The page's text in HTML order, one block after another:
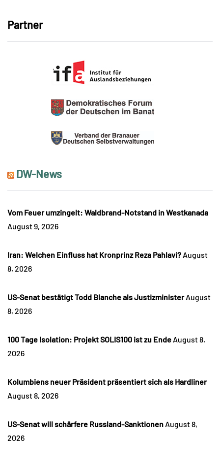
Partner
DW-News
Vom Feuer umzingelt: Waldbrand-Notstand in Westkanada
August 9, 2026
Iran: Welchen Einfluss hat Kronprinz Reza Pahlavi? August
8, 2026
US-Senat bestätigt Todd Blanche als Justizminister August
8, 2026
100 Tage Isolation: Projekt SOLIS100 ist zu Ende August 8,
2026
Kolumbiens neuer Präsident präsentiert sich als Hardliner
August 8, 2026
US-Senat will schärfere Russland-Sanktionen August 8,
2026